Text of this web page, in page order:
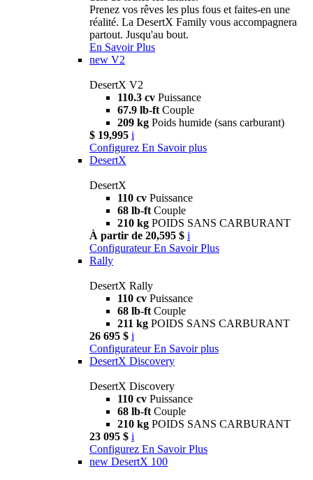
Prenez vos rêves les plus fous et faites-en une
réalité. La DesertX Family vous accompagnera
partout. Jusqu'au bout.
En Savoir Plus
new V2
DesertX V2
110.3 cv Puissance
67.9 lb-ft Couple
209 kg Poids humide (sans carburant)
$ 19,995 i
Configurez En Savoir plus
DesertX
DesertX
110 cv Puissance
68 lb-ft Couple
210 kg POIDS SANS CARBURANT
À partir de 20,595 $ i
Configurateur En Savoir Plus
Rally
DesertX Rally
110 cv Puissance
68 lb-ft Couple
211 kg POIDS SANS CARBURANT
26 695 $ i
Configurateur En Savoir plus
DesertX Discovery
DesertX Discovery
110 cv Puissance
68 lb-ft Couple
210 kg POIDS SANS CARBURANT
23 095 $ i
Configurez En Savoir Plus
new DesertX 100